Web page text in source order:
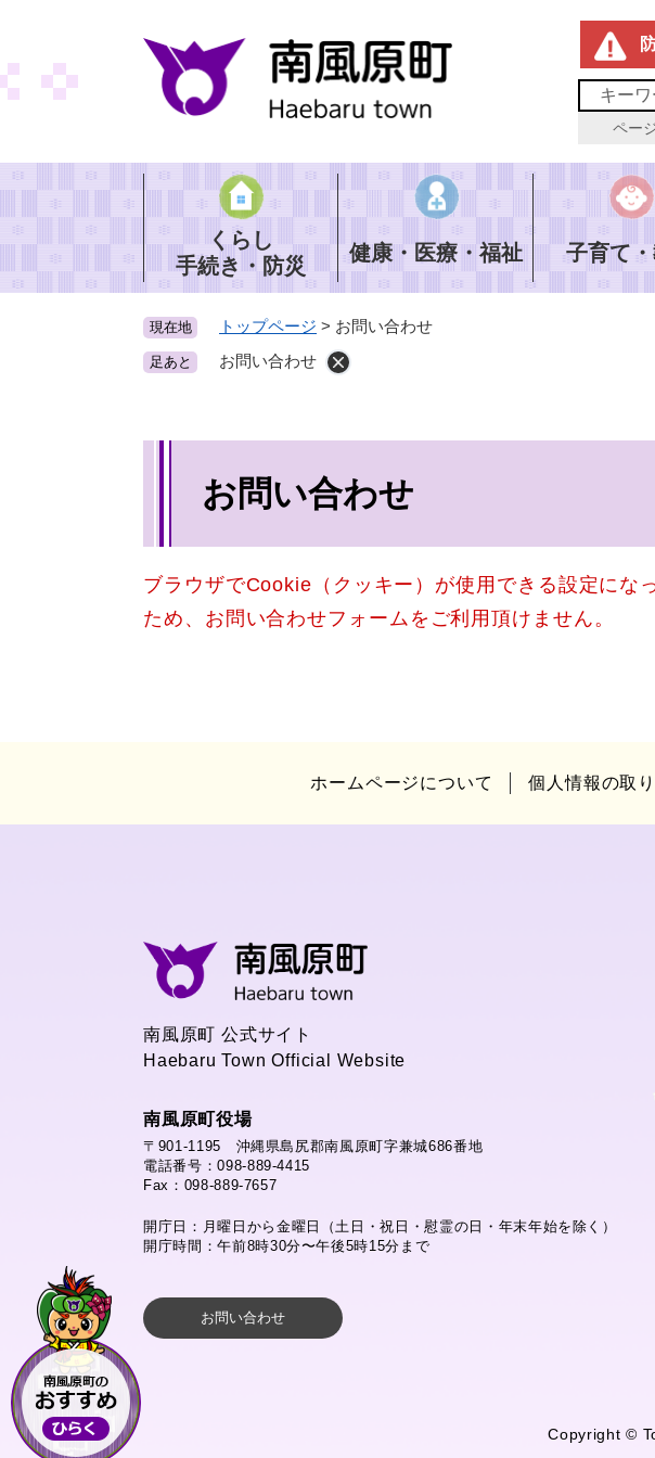
ジ
の
で
す
。
キーワ
ペー
くらし
手続き・防災
健康・医療・福祉 子育て
現在地 トップページ > お問い合わせ
足あと お問い合わせ
お問い合わせ
ブラウザでCookie（クッキー）が使用できる設定に
ため、お問い合わせフォームをご利用頂けません。
ホームページについて 個人情報の取
南風原町 公式サイト
Haebaru Town Official Website
南風原町役場
〒901-1195 沖縄県島尻郡南風原町字兼城686番地
電話番号：098-889-4415
Fax：098-889-7657
開庁日：月曜日から金曜日（土日・祝日・慰霊の日・年末年始を除く）
開庁時間：午前8時30分〜午後5時15分まで
お問い合わせ
Copyright ©